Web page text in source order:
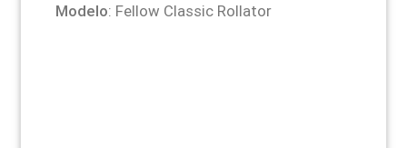
Modelo: Fellow Classic Rollator